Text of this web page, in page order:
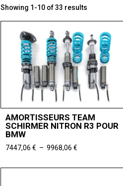
Showing 1-10 of 33 results
AMORTISSEURS TEAM
SCHIRMER NITRON R3 POUR
BMW
7447,06 € – 9968,06 €Plage
prix :